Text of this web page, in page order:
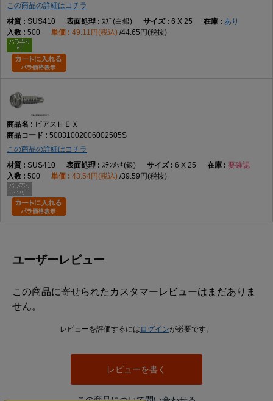
この商品の詳細はコチラ
SUS410
ｽｽﾞ(白銀) 6 X 25
あり
500
49.11円(税込) 44.65円(税抜)
ピアスＨＥＸ
50031002006002505S
この商品の詳細はコチラ
SUS410
ｽﾃﾝﾒｯｷ(銀) 6 X 25
要確認
500
43.54円(税込) 39.59円(税抜)
ユーザーレビュー
この商品に寄せられたカスタマーレビューはまだありま
せん。
レビューを評価するには ログインが必要です。
レビューを書く